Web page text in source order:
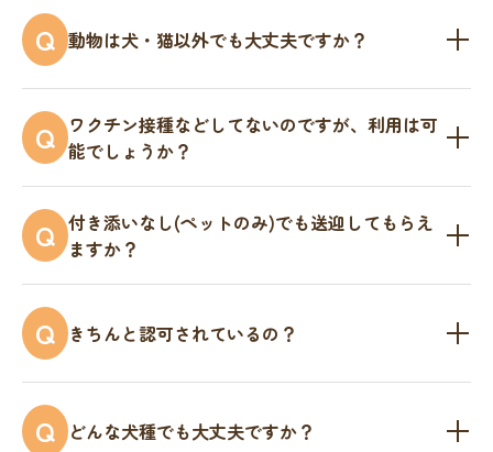
格を持っているため万が一の際にも安心してお任せ
いただけます。
A
で、気にする事なく乗車する事ができます。ココタ
いたしますので、ご心配なくお乗りいただけます。
また、ペットの体調がすぐれない場合は、提携の動
物病院もございますので、安心してご利用くださ
い。
Q 動物は犬・猫以外でも大丈夫ですか？
A
あれば種類を問わずご利用いただけます。
Q ワクチン接種などしてないのですが、利用は可
能でしょうか？
A
防をされてないペットは、お断りさせていただいて
Q 付き添いなし(ペットのみ)でも送迎してもらえ
ますか？
A
応させていただきます。お気軽にお申し付けくださ
Q きちんと認可されているの？
A
事業所です。また、当店は「軽貨物自動車運送業」
Q どんな犬種でも大丈夫ですか？